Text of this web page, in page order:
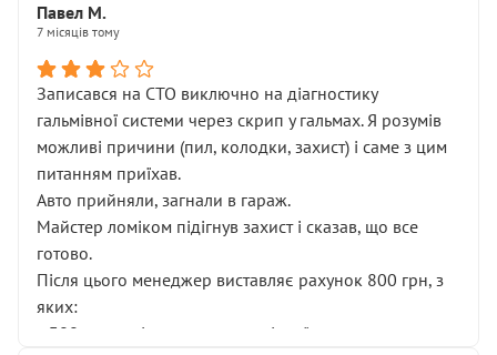
Павел М.
7 місяців тому
Записався на СТО виключно на діагностику
гальмівної системи через скрип у гальмах. Я розумів
можливі причини (пил, колодки, захист) і саме з цим
питанням приїхав.
Авто прийняли, загнали в гараж.
Майстер ломіком підігнув захист і сказав, що все
готово.
Після цього менеджер виставляє рахунок 800 грн, з
яких:
• 300 грн — діагностика гальмівної системи